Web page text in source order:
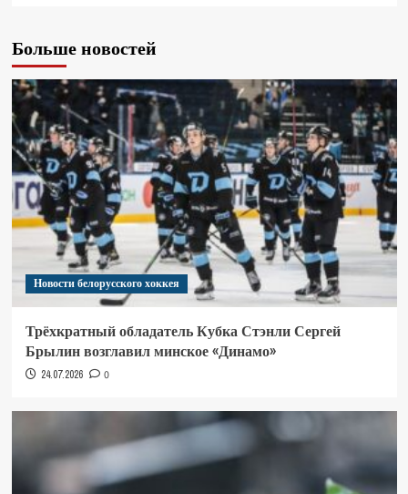
Больше новостей
Новости белорусского хоккея
Трёхкратный обладатель Кубка Стэнли Сергей
Брылин возглавил минское «Динамо»
24.07.2026 0